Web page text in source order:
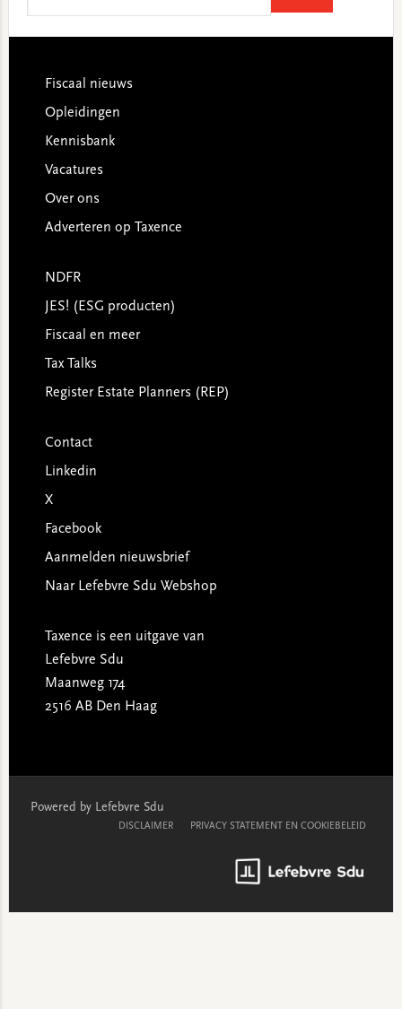
Footer
Fiscaal nieuws
Opleidingen
Kennisbank
Vacatures
Over ons
Adverteren op Taxence
NDFR
JES! (ESG producten)
Fiscaal en meer
Tax Talks
Register Estate Planners (REP)
Contact
Linkedin
X
Facebook
Aanmelden nieuwsbrief
Naar Lefebvre Sdu Webshop
Taxence is een uitgave van
Lefebvre Sdu
Maanweg 174
2516 AB Den Haag
Powered by Lefebvre Sdu
DISCLAIMER PRIVACY STATEMENT EN COOKIEBELEID